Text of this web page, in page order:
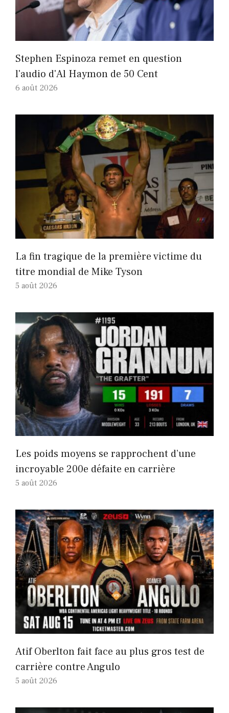
Stephen Espinoza remet en question
l'audio d'Al Haymon de 50 Cent
6 août 2026
La fin tragique de la première victime du
titre mondial de Mike Tyson
5 août 2026
Les poids moyens se rapprochent d’une
incroyable 200e défaite en carrière
5 août 2026
Atif Oberlton fait face au plus gros test de
carrière contre Angulo
5 août 2026